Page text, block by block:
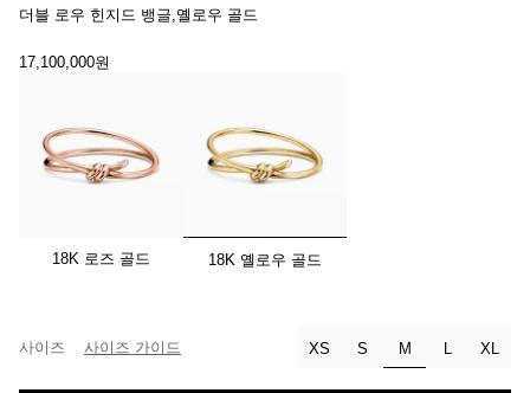
더블 로우 힌지드 뱅글,옐로우 골드
17,100,000원
18K 로즈 골드 선택됨
18K 옐로우 골드
사이즈 사이즈 가이드 XS S M선택됨L XL